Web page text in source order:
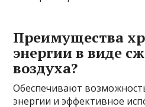
Преимущества
энергии в виде
воздуха?
Обеспечивают
энергии и эффективное